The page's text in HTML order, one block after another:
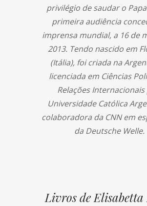
privilégio de saudar o
primeira audiência
imprensa mundial, a 16 de
2013. Tendo nascido em
(Itália), foi criada na
licenciada em Ciências
Relações Internacionais
Universidade Católica
colaboradora da CNN em
da Deutsche Welle.
Livros de Elisabetta